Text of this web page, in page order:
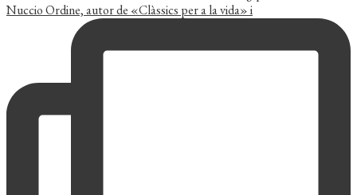
Nuccio Ordine, autor de «Clàssics per a la vida» i